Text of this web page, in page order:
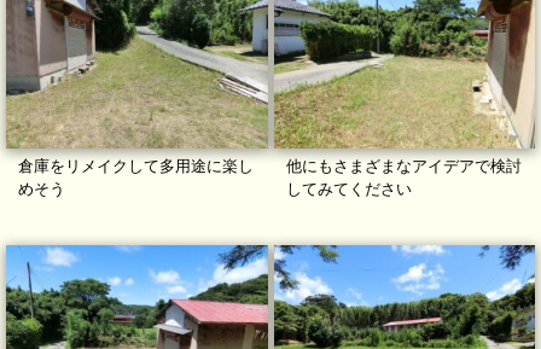
倉庫をリメイクして多用途に楽し
めそう
他にもさまざまなアイデアで検討
してみてください